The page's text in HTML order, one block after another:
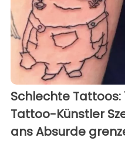
Schlechte Tattoos:
Tattoo-Künstler
ans Absurde